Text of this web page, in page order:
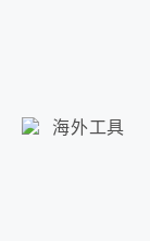
海外工具